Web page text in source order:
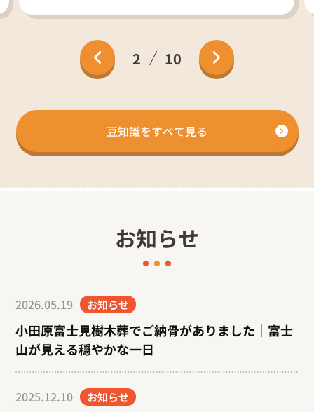
2 10
豆知識をすべて見る
お知らせ
2026.05.19 お知らせ
小田原富士見樹木葬でご納骨がありました｜富士
山が見える穏やかな一日
2025.12.10 お知らせ